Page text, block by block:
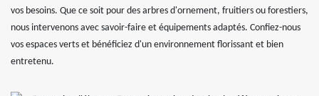
vos besoins. Que ce soit pour des arbres d'ornement, fruitiers ou forestiers,
nous intervenons avec savoir-faire et équipements adaptés. Confiez-nous
vos espaces verts et bénéficiez d'un environnement florissant et bien
entretenu.